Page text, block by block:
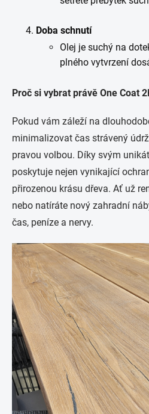
Doba schnutí
Olej je suchý na
plného vytvrzení
Proč si vybrat právě One Coat
Pokud vám záleží na
minimalizovat čas strávený
pravou volbou. Díky svým
poskytuje nejen vynikající
přirozenou krásu dřeva. Ať už
nebo natíráte nový zahradní
čas, peníze a nervy.